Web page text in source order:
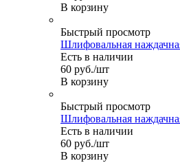
В корзину
Быстрый просмотр
Шлифовальная
Есть в наличии
60 руб./шт
В корзину
Быстрый просмотр
Шлифовальная
Есть в наличии
60 руб./шт
В корзину